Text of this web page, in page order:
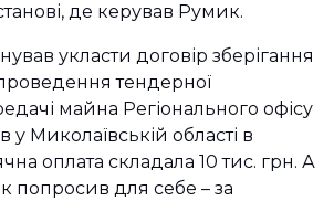
де керував Румик.
укласти договір зберігання
тендерної
майна Регіонального офісу
у Миколаївській області в
оплата складала 10 тис. грн. А
попросив для себе – за